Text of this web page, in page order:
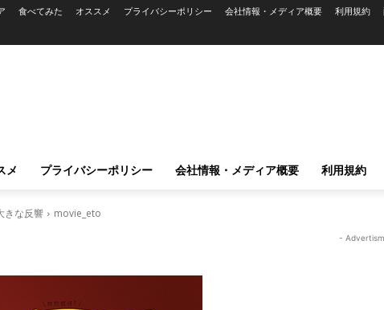
食べてみた オススメ プライバシーポリシー 会社情報・メディア概要 利用規約
メ プライバシーポリシー 会社情報・メディア概要 利用規約
きな反響 movie_eto
-